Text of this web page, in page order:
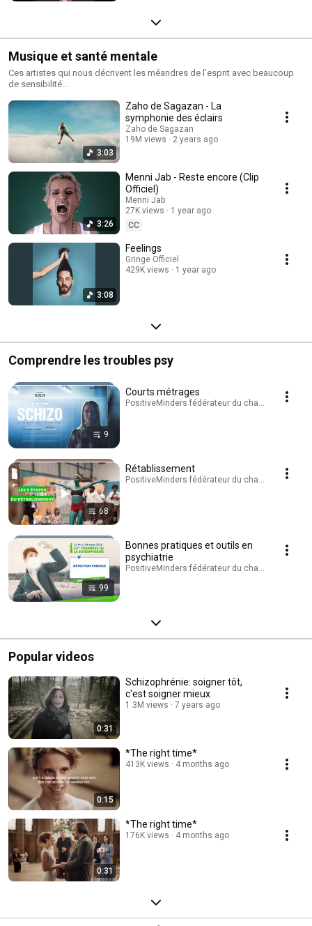
Musique et santé mentale
Ces artistes qui nous décrivent les méandres de l'esprit avec beaucoup
de sensibilité...
3:03
Zaho de Sagazan - La
symphonie des éclairs
Zaho de Sagazan
19M views
2 years ago
3:26
Menni Jab - Reste encore (Clip
Officiel)
Menni Jab
27K views
1 year ago
CC
3:08
Feelings
Gringe Officiel
429K views
1 year ago
Comprendre les troubles psy
9
Courts métrages
PositiveMinders fédérateur du changement de
68
Rétablissement
PositiveMinders fédérateur du changement de
99
Bonnes pratiques et outils en
psychiatrie
PositiveMinders fédérateur du changement de
Popular videos
0:31
Schizophrénie: soigner tôt,
c'est soigner mieux
1.3M views 7 years ago
0:15
*The right time*
413K views 4 months ago
0:31
*The right time*
176K views 4 months ago